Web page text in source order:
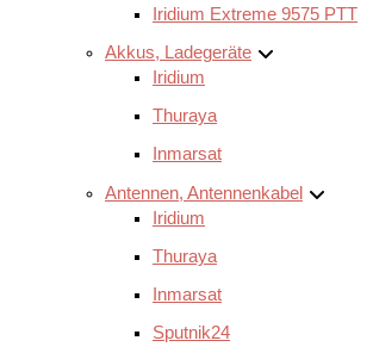
Iridium Extreme 9575 PTT
Akkus, Ladegeräte
Iridium
Thuraya
Inmarsat
Antennen, Antennenkabel
Iridium
Thuraya
Inmarsat
Sputnik24